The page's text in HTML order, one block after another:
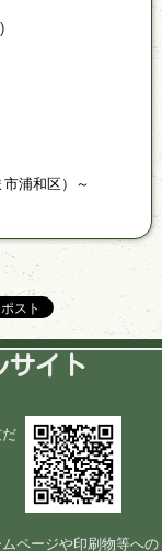
浦和区）～
サイト
ページや印刷物等への